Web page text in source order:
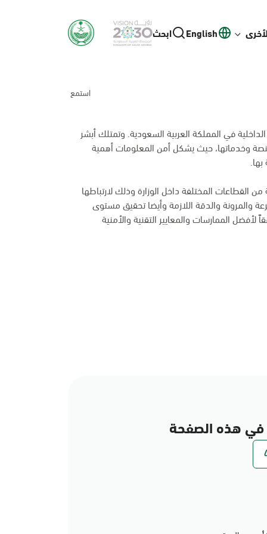
English ابحث
استمع
في المملكة العربية السعودية. وتمتلك أبشر
وخدماتها، حيث يشكل أمن المعلومات أهمية
القطاعات المختلفة داخل الوزارة وذلك لارتباطها
والمرونة والدقة اللازمة وأيضا تحقيق مستوى
لأفضل الممارسات والمعايير التقنية والأمنية
هذه الصفحة